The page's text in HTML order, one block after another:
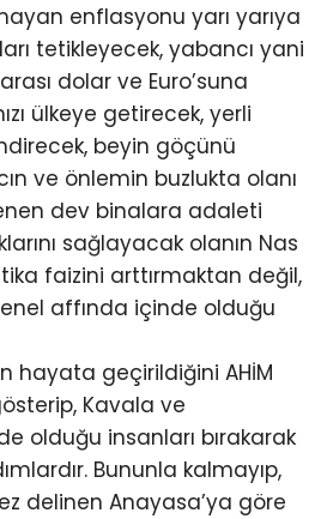
enflasyonu yarı yarıya
tetikleyecek, yabancı yani
dolar ve Euro’suna
ülkeye getirecek, yerli
beyin göçünü
ve önlemin buzlukta olanı
dev binalara adaleti
sağlayacak olanın Nas
faizini arttırmaktan değil,
affında içinde olduğu
hayata geçirildiğini AHİM
Kavala ve
olduğu insanları bırakarak
Bununla kalmayıp,
delinen Anayasa’ya göre